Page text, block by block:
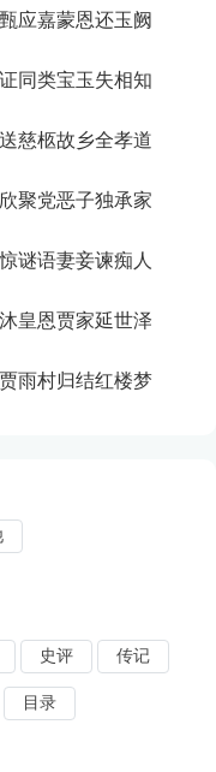
应嘉蒙恩还玉阙
同类宝玉失相知
慈柩故乡全孝道
聚党恶子独承家
谜语妻妾谏痴人
皇恩贾家延世泽
雨村归结红楼梦
史评 传记
目录